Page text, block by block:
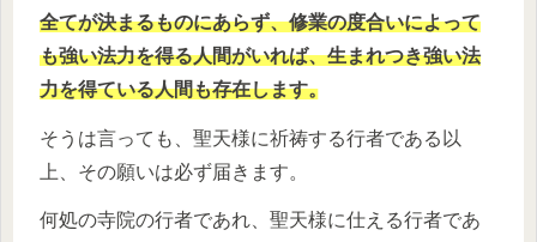
全てが決まるものにあらず、修業の度合いによって
も強い法力を得る人間がいれば、生まれつき強い法
力を得ている人間も存在します。
そうは言っても、聖天様に祈祷する行者である以
上、その願いは必ず届きます。
何処の寺院の行者であれ、聖天様に仕える行者であ